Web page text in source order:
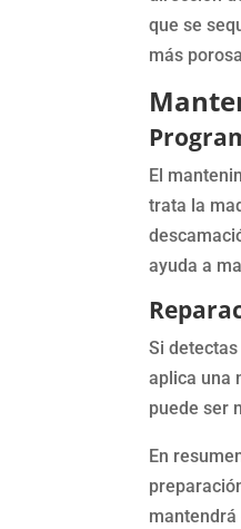
que se
más
El
trata la
ayuda a
Si
aplica una
puede ser
En
mantendrá